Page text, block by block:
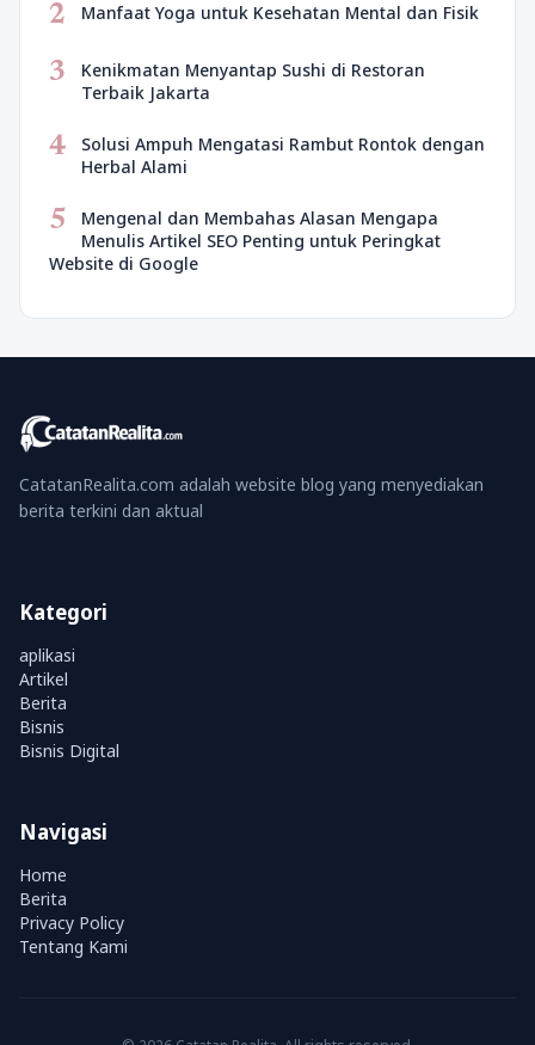
2 Manfaat Yoga untuk Kesehatan Mental dan Fisik
3
Kenikmatan Menyantap Sushi di Restoran
Terbaik Jakarta
4
Solusi Ampuh Mengatasi Rambut Rontok dengan
Herbal Alami
5
Mengenal dan Membahas Alasan Mengapa
Menulis Artikel SEO Penting untuk Peringkat
Website di Google
CatatanRealita.com adalah website blog yang menyediakan
berita terkini dan aktual
Kategori
aplikasi
Artikel
Berita
Bisnis
Bisnis Digital
Navigasi
Home
Berita
Privacy Policy
Tentang Kami